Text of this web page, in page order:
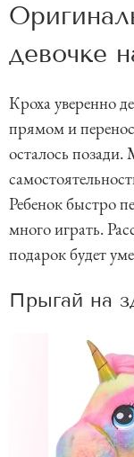
девочке
Кроха уверенно
прямом и
осталось
Ребенок быстро
много играть.
подарок будет
Прыгай на